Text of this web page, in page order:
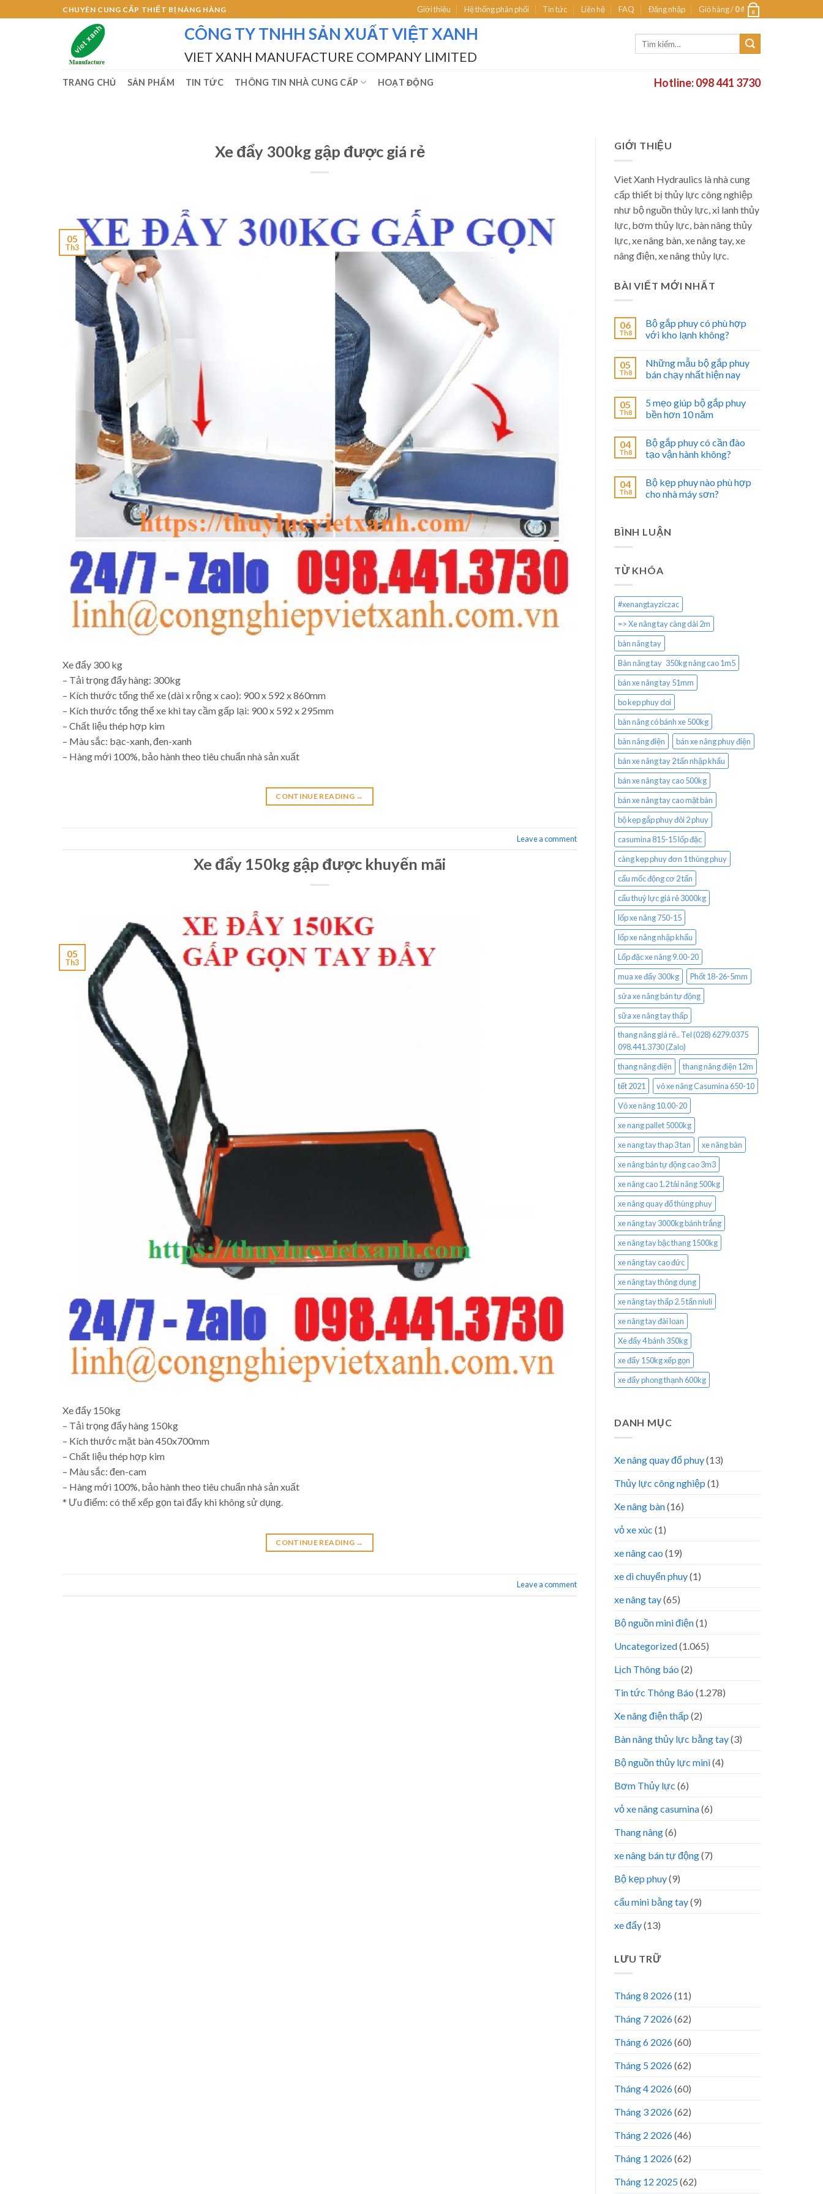
to
CHUYÊN CUNG CẤP THIẾT BỊ NÂNG HÀNG Giới thiệu Hệ thống phân phối Tin tức Liên hệ FAQ Đăng nhập Giỏ hàng /0₫ 0
CÔNG TY TNHH SẢN XUẤT VIỆT XANH
VIET XANH MANUFACTURE COMPANY LIMITED
TRANG CHỦ SẢN PHẨM TIN TỨC THÔNG TIN NHÀ CUNG CẤP HOẠT ĐỘNG Hotline: 098 441 3730
Xe đẩy 300kg gập được giá rẻ
05
Th3
Xe đẩy 300 kg
– Tải trọng đẩy hàng: 300kg
– Kích thước tổng thể xe (dài x rộng x cao): 900 x 592 x 860mm
– Kích thước tổng thể xe khi tay cầm gấp lại: 900 x 592 x 295mm
– Chất liệu thép hợp kim
– Màu sắc: bạc-xanh, đen-xanh
– Hàng mới 100%, bảo hành theo tiêu chuẩn nhà sản xuất
CONTINUE READING →
Leave a comment
Xe đẩy 150kg gập được khuyến mãi
05
Th3
Xe đẩy 150kg
– Tải trọng đẩy hàng 150kg
– Kích thước mặt bàn 450x700mm
– Chất liệu thép hợp kim
– Màu sắc: đen-cam
– Hàng mới 100%, bảo hành theo tiêu chuẩn nhà sản xuất
* Ưu điểm: có thế xếp gọn tai đẩy khi không sử dụng.
CONTINUE READING →
Leave a comment
GIỚI THIỆU
Viet Xanh Hydraulics là nhà cung
cấp thiết bị thủy lực công nghiệp
như bộ nguồn thủy lực, xi lanh thủy
lực, bơm thủy lực, bàn nâng thủy
lực, xe nâng bàn, xe nâng tay, xe
nâng điện, xe nâng thủy lực.
BÀI VIẾT MỚI NHẤT
06
Th8
Bộ gắp phuy có phù hợp
với kho lạnh không?
05
Th8
Những mẫu bộ gắp phuy
bán chạy nhất hiện nay
05
Th8
5 mẹo giúp bộ gắp phuy
bền hơn 10 năm
04
Th8
Bộ gắp phuy có cần đào
tạo vận hành không?
04
Th8
Bộ kẹp phuy nào phù hợp
cho nhà máy sơn?
BÌNH LUẬN
TỪ KHÓA
#xenangtayziczac
=> Xe nâng tay càng dài 2m
bàn nâng tay
Bàn nâng tay 350kg nâng cao 1m5
bán xe nâng tay 51mm
bo kep phuy doi
bàn nâng có bánh xe 500kg
bàn nâng điện
bán xe nâng phuy điện
bán xe nâng tay 2 tấn nhập khẩu
bán xe nâng tay cao 500kg
bán xe nâng tay cao mặt bàn
bộ kẹp gắp phuy đôi 2 phuy
casumina 815-15 lốp đặc
càng kẹp phuy đơn 1 thùng phuy
cẩu mốc động cơ 2 tấn
cẩu thuỷ lực giá rẻ 3000kg
lốp xe nâng 750-15
lốp xe nâng nhập khẩu
Lốp đặc xe nâng 9.00-20
mua xe đẩy 300kg
Phốt 18-26-5mm
sửa xe nâng bán tự động
sữa xe nâng tay thấp
thang nâng giá rẻ.. Tel (028) 6279.0375
098.441.3730 (Zalo)
thang nâng điện
thang nâng điện 12m
tết 2021
vỏ xe nâng Casumina 650-10
Vỏ xe nâng 10.00-20
xe nang pallet 5000kg
xe nang tay thap 3 tan
xe nâng bàn
xe nâng bán tự động cao 3m3
xe nâng cao 1.2 tải nâng 500kg
xe nâng quay đổ thùng phuy
xe nâng tay 3000kg bánh trắng
xe nâng tay bậc thang 1500kg
xe nâng tay cao đức
xe nâng tay thông dụng
xe nâng tay thấp 2.5 tấn niuli
xe nâng tay đài loan
Xe đẩy 4 bánh 350kg
xe đẩy 150kg xếp gọn
xe đẩy phong thạnh 600kg
DANH MỤC
Xe nâng quay đổ phuy(13)
Thủy lực công nghiệp (1)
Xe nâng bàn(16)
vỏ xe xúc (1)
xe nâng cao (19)
xe di chuyển phuy(1)
xe nâng tay(65)
Bộ nguồn mini điện(1)
Uncategorized(1.065)
Lịch Thông báo (2)
Tin tức Thông Báo (1.278)
Xe nâng điện thấp (2)
Bàn nâng thủy lực bằng tay(3)
Bộ nguồn thủy lực mini(4)
Bơm Thủy lực (6)
vỏ xe nâng casumina(6)
Thang nâng(6)
xe nâng bán tự động(7)
Bộ kẹp phuy(9)
cẩu mini bằng tay(9)
xe đẩy(13)
LƯU TRỮ
Tháng 8 2026(11)
Tháng 7 2026(62)
Tháng 6 2026(60)
Tháng 5 2026(62)
Tháng 4 2026(60)
Tháng 3 2026(62)
Tháng 2 2026(46)
Tháng 1 2026(62)
Tháng 12 2025(62)